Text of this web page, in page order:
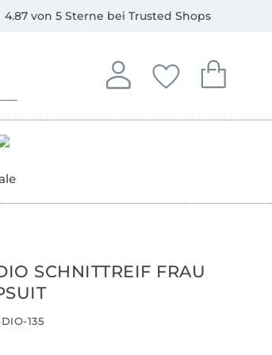
4.87 von 5 Sterne bei Trusted Shops
Anmelden
In deinem Konto
Deine
Du hast keine
Dein
Du hast
SCHNITTREIF FRAU
135